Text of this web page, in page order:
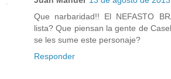
Que narbaridad!! El NEFASTO
lista? Que piensan la gente de
se les sume este personaje?
Responder